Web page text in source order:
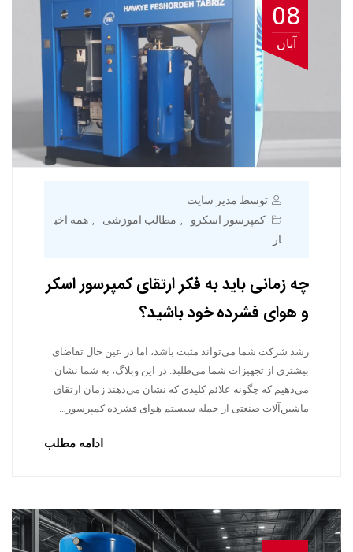
08
آبان
توسط مدیر سایت
کمپرسور اسکرو
, مطالب اموزشی , همه اخب
ار
چه زمانی باید به فکر ارتقای کمپرسور اسکر
و هوای فشرده خود باشید؟
رشد شرکت شما می‌تواند مثبت باشد، اما در عین حال تقاضای
بیشتری از تجهیزات شما می‌طلبد. در این وبلاگ، به شما نشان
می‌دهیم که چگونه علائم کلیدی که نشان می‌دهند زمان ارتقای
ماشین‌آلات صنعتی از جمله سیستم هوای فشرده کمپرسور…
ادامه مطلب